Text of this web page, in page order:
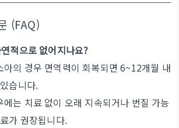
(FAQ)
적으로 없어지나요?
아의 경우 면역력이 회복되면 6~12개월 내
습니다.
에는 치료 없이 오래 지속되거나 번질 가능
가 권장됩니다.